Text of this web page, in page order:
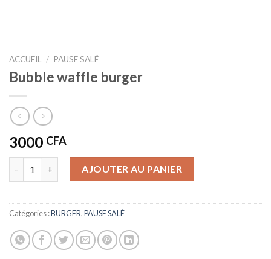
ACCUEIL / PAUSE SALÉ
Bubble waffle burger
3000 CFA
quantité de Bubble waffle burger
AJOUTER AU PANIER
Catégories :BURGER,PAUSE SALÉ